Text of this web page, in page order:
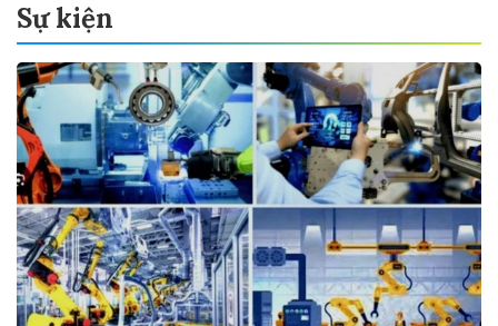
Sự kiện